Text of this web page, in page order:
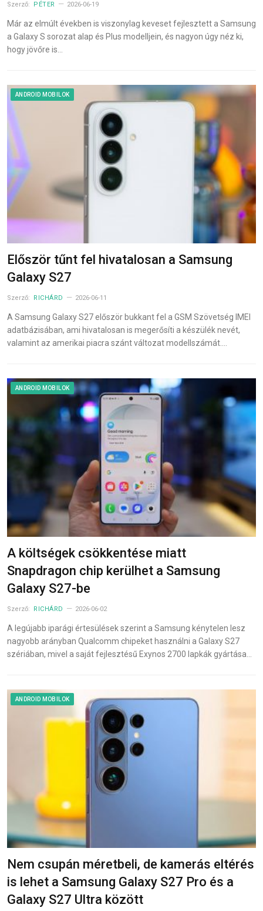
Szerző: PÉTER 2026-06-19
Már az elmúlt években is viszonylag keveset fejlesztett a Samsung
a Galaxy S sorozat alap és Plus modelljein, és nagyon úgy néz ki,
hogy jövőre is…
ANDROID MOBILOK
Először tűnt fel hivatalosan a Samsung
Galaxy S27
Szerző: RICHÁRD 2026-06-11
A Samsung Galaxy S27 először bukkant fel a GSM Szövetség IMEI
adatbázisában, ami hivatalosan is megerősíti a készülék nevét,
valamint az amerikai piacra szánt változat modellszámát.…
ANDROID MOBILOK
A költségek csökkentése miatt
Snapdragon chip kerülhet a Samsung
Galaxy S27-be
Szerző: RICHÁRD 2026-06-02
A legújabb iparági értesülések szerint a Samsung kénytelen lesz
nagyobb arányban Qualcomm chipeket használni a Galaxy S27
szériában, mivel a saját fejlesztésű Exynos 2700 lapkák gyártása…
ANDROID MOBILOK
Nem csupán méretbeli, de kamerás eltérés
is lehet a Samsung Galaxy S27 Pro és a
Galaxy S27 Ultra között